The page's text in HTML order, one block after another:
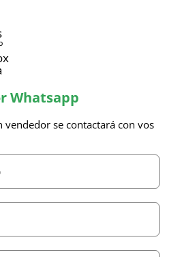
Whatsapp
vendedor se contactará con vos